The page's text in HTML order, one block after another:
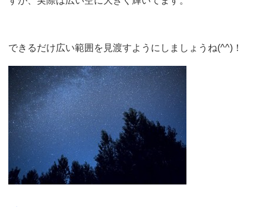
できるだけ広い範囲を見渡すようにしましょうね(^^)！